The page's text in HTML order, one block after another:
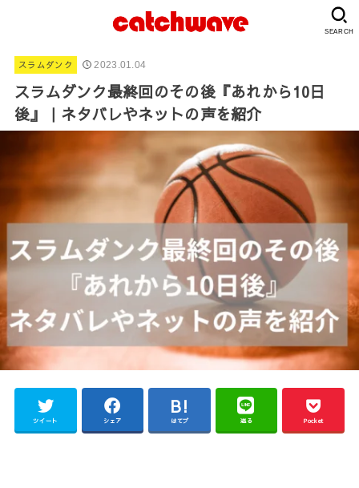
SEARCH
スラムダンク 2023.01.04
スラムダンク最終回のその後『あれから10日
後』｜ネタバレやネットの声を紹介
ツイート シェア はてブ 送る Pocket